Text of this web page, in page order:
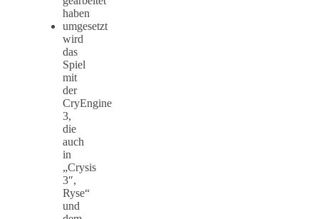
haben
umgesetzt
wird
das
Spiel
mit
der
CryEngine
3,
die
auch
in
„Crysis
3″,
Ryse“
und